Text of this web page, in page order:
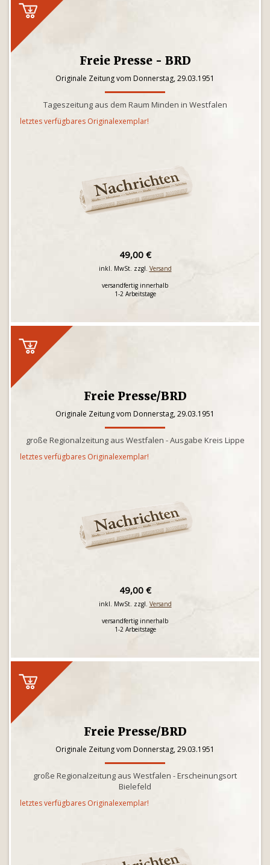
Freie Presse - BRD
Originale Zeitung vom Donnerstag, 29.03.1951
Tageszeitung aus dem Raum Minden in Westfalen
letztes verfügbares Originalexemplar!
49,00 €
inkl. MwSt. zzgl. Versand
versandfertig innerhalb
1-2 Arbeitstage
Freie Presse/BRD
Originale Zeitung vom Donnerstag, 29.03.1951
große Regionalzeitung aus Westfalen - Ausgabe Kreis Lippe
letztes verfügbares Originalexemplar!
49,00 €
inkl. MwSt. zzgl. Versand
versandfertig innerhalb
1-2 Arbeitstage
Freie Presse/BRD
Originale Zeitung vom Donnerstag, 29.03.1951
große Regionalzeitung aus Westfalen - Erscheinungsort
Bielefeld
letztes verfügbares Originalexemplar!